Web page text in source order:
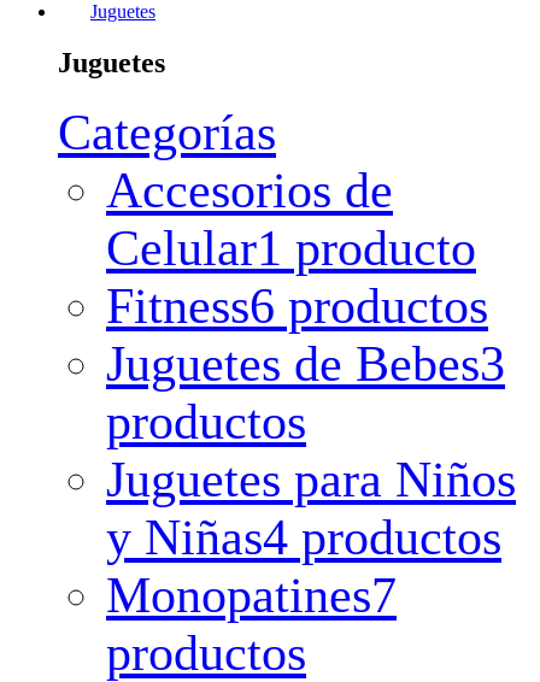
Juguetes
Juguetes
Categorías
Accesorios de
Celular1 producto
Fitness6 productos
Juguetes de Bebes3
productos
Juguetes para Niños
y Niñas4 productos
Monopatines7
productos